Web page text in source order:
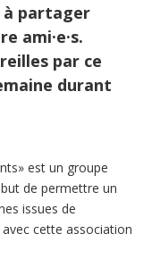
à partager
ami·e·s.
par ce
durant
est un groupe
but de permettre un
issues de
cette association